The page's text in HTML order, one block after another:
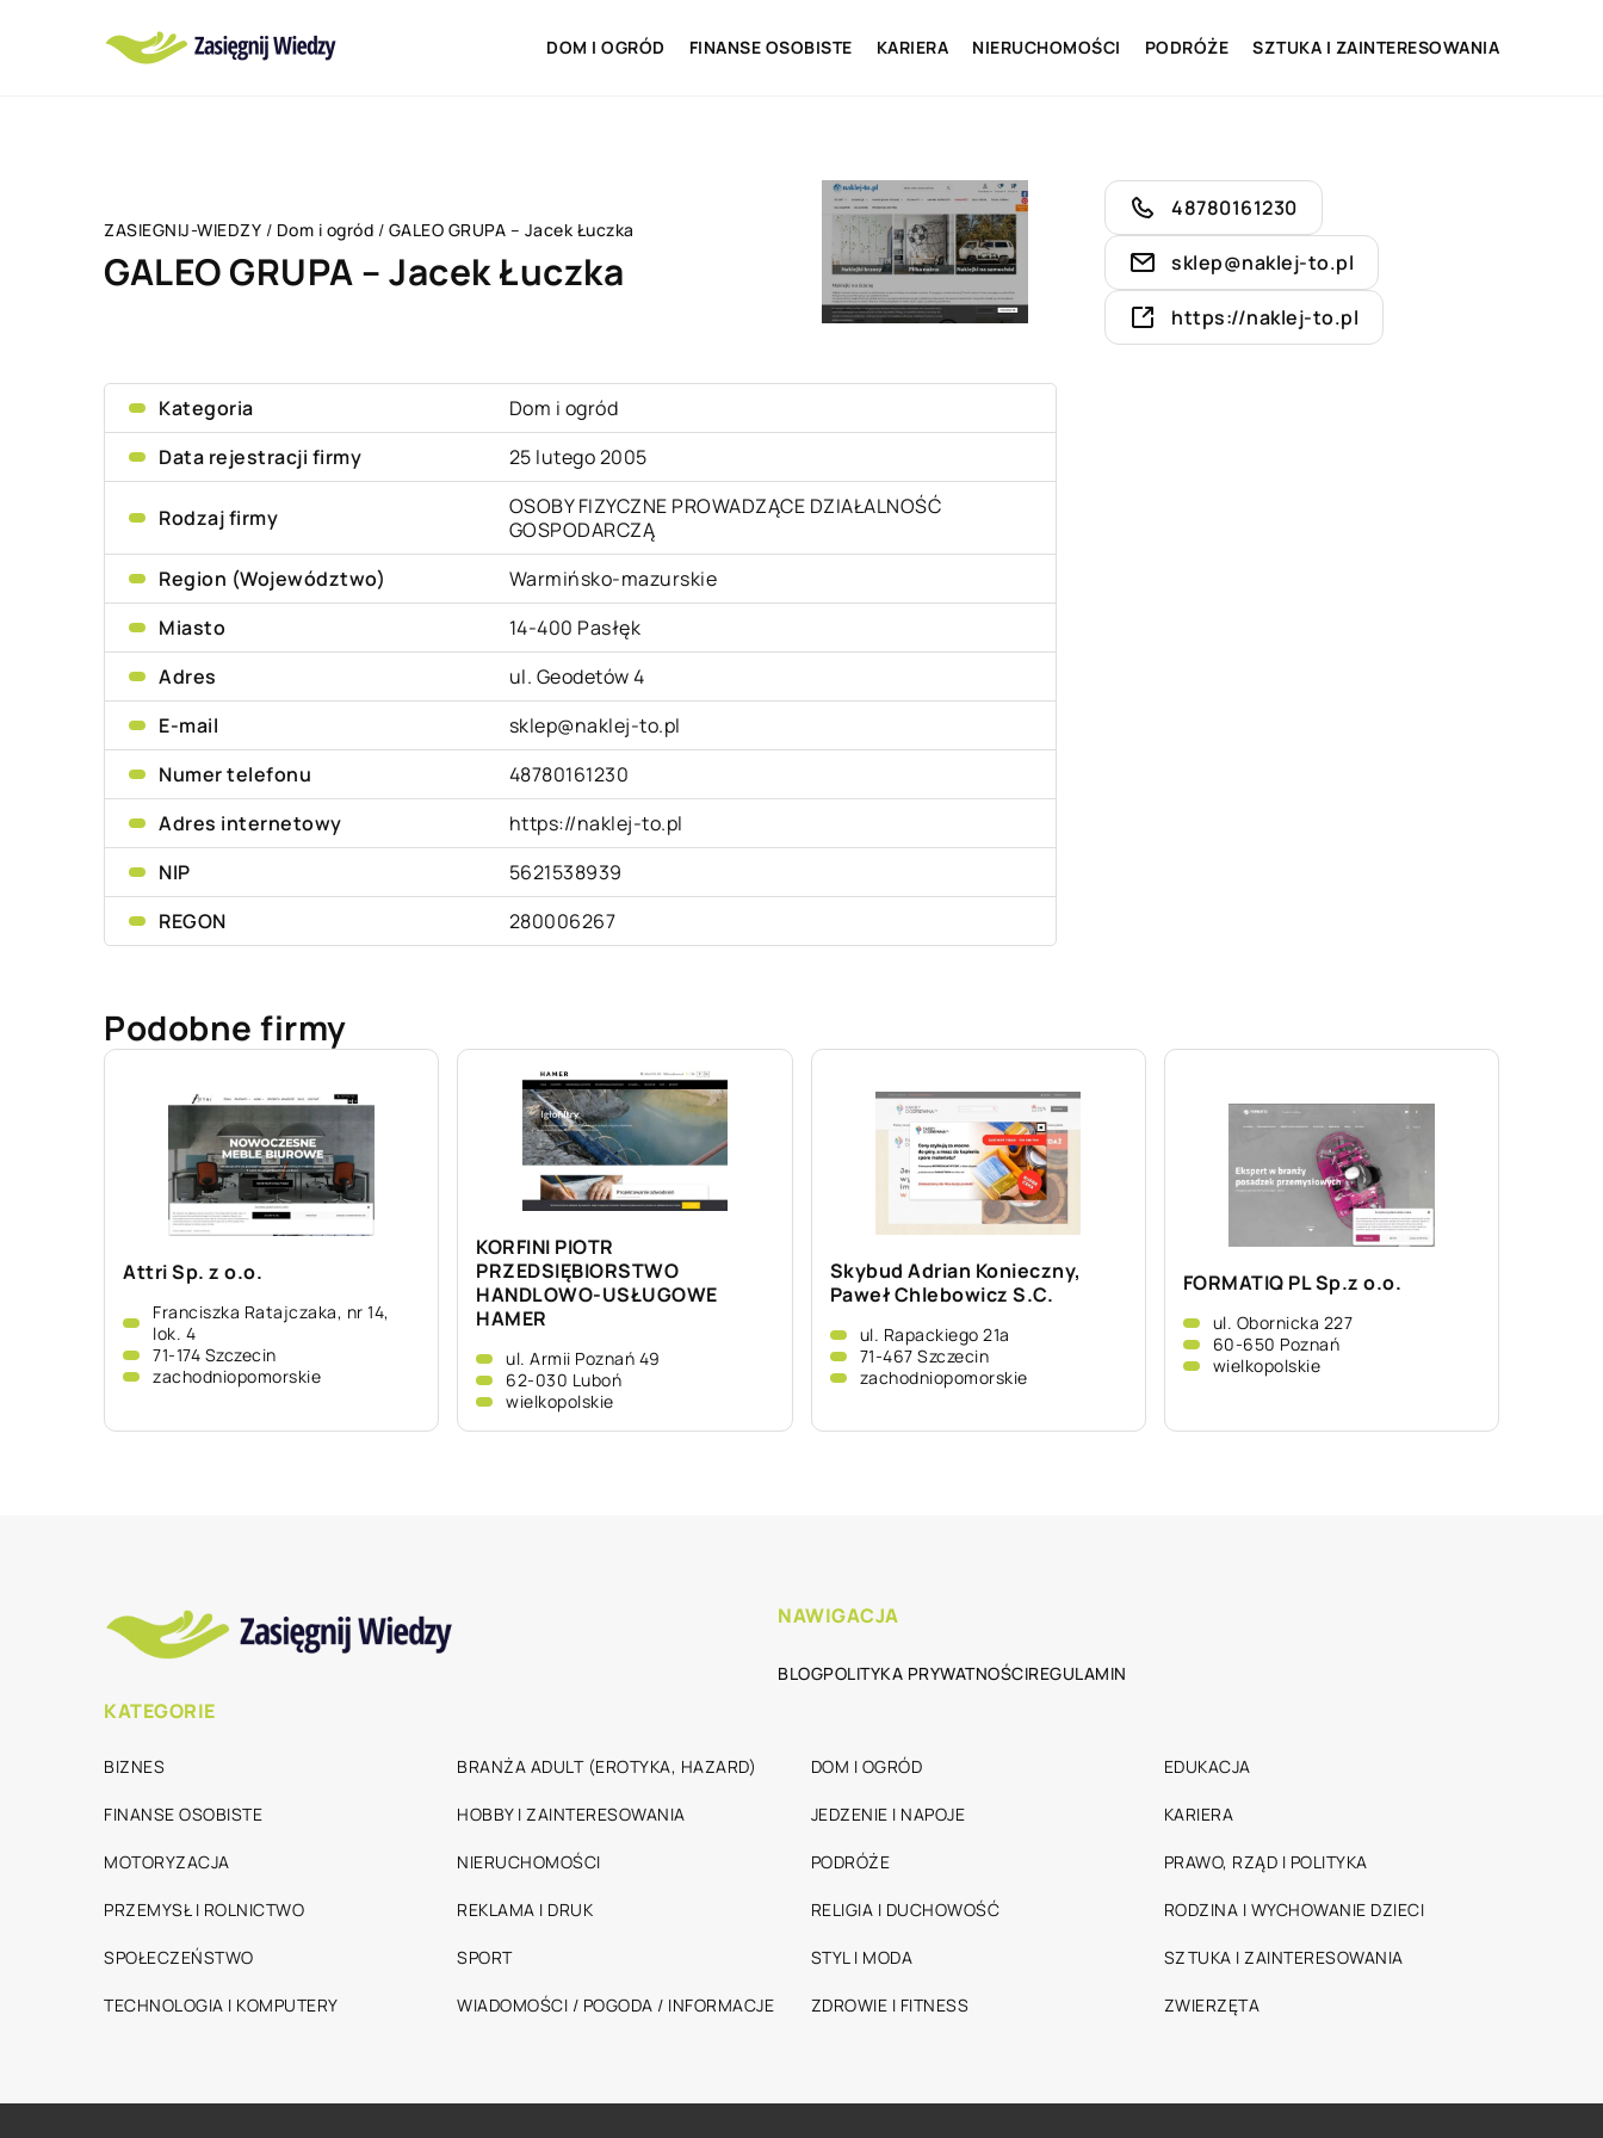
DOM I OGRÓD FINANSE OSOBISTE KARIERA NIERUCHOMOŚCI PODRÓŻE SZTUKA I ZAINTERESOWANIA
ZASIEGNIJ-WIEDZY / Dom i ogród / GALEO GRUPA – Jacek Łuczka
GALEO GRUPA – Jacek Łuczka
Kategoria
Dom i ogród
Data rejestracji firmy
25 lutego 2005
Rodzaj firmy
OSOBY FIZYCZNE PROWADZĄCE DZIAŁALNOŚĆ
GOSPODARCZĄ
Region (Województwo)
Warmińsko-mazurskie
Miasto
14-400 Pasłęk
Adres
ul. Geodetów 4
E-mail
sklep@naklej-to.pl
Numer telefonu
48780161230
Adres internetowy
https://naklej-to.pl
NIP
5621538939
REGON
280006267
48780161230
sklep@naklej-to.pl
https://naklej-to.pl
Podobne firmy
Attri Sp. z o.o.
Franciszka Ratajczaka, nr 14,
lok. 4
71-174 Szczecin
zachodniopomorskie
KORFINI PIOTR
PRZEDSIĘBIORSTWO
HANDLOWO-USŁUGOWE
HAMER
ul. Armii Poznań 49
62-030 Luboń
wielkopolskie
Skybud Adrian Konieczny,
Paweł Chlebowicz S.C.
ul. Rapackiego 21a
71-467 Szczecin
zachodniopomorskie
FORMATIQ PL Sp.z o.o.
ul. Obornicka 227
60-650 Poznań
wielkopolskie
NAWIGACJA
BLOGPOLITYKA PRYWATNOŚCIREGULAMIN
KATEGORIE
BIZNES BRANŻA ADULT (EROTYKA, HAZARD) DOM I OGRÓD EDUKACJA
FINANSE OSOBISTE HOBBY I ZAINTERESOWANIA JEDZENIE I NAPOJE KARIERA
MOTORYZACJA NIERUCHOMOŚCI PODRÓŻE PRAWO, RZĄD I POLITYKA
PRZEMYSŁ I ROLNICTWO REKLAMA I DRUK RELIGIA I DUCHOWOŚĆ RODZINA I WYCHOWANIE DZIECI
SPOŁECZEŃSTWO SPORT STYL I MODA SZTUKA I ZAINTERESOWANIA
TECHNOLOGIA I KOMPUTERY WIADOMOŚCI / POGODA / INFORMACJE ZDROWIE I FITNESS ZWIERZĘTA